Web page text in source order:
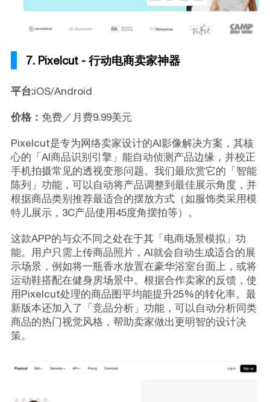
7. Pixelcut - 行动电商卖家神器
平台:iOS/Android
价格： 免费／月费9.99美元
Pixelcut是专为网络卖家设计的AI影像解决方案，其核
心的「AI商品识别引擎」能自动侦测产品边缘，并校正
手机拍摄常见的透视变形问题。我们最欣赏它的「智能
陈列」功能，可以自动将产品调整到最佳展示角度，并
根据商品类别推荐最适合的摆放方式（如服饰类采用模
特儿展示，3C产品使用45度角摆拍等）。
这款APP的与众不同之处在于其「电商场景模拟」功
能。用户只需上传商品照片，AI就会自动生成适合的展
示场景，例如将一瓶香水放置在豪华浴室台面上，或将
运动鞋搭配在健身房场景中。根据合作卖家的反馈，使
用Pixelcut处理的商品图平均能提升25%的转化率。最
新版本还加入了「竞品分析」功能，可以自动分析同类
商品的热门视觉风格，帮助卖家做出更明智的设计决
策。